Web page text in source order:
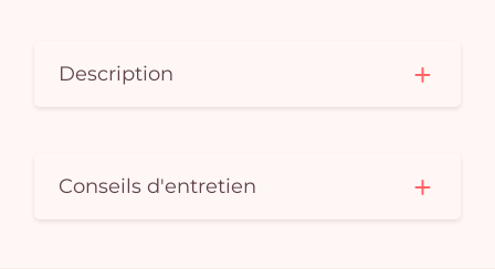
Description
Conseils d'entretien